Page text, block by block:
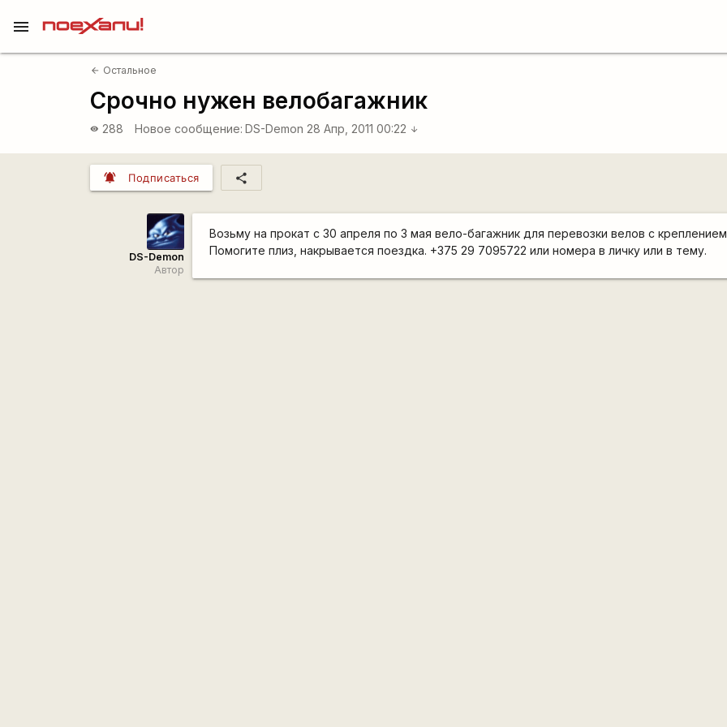
menu
arrow_back Остальное
Срочно нужен велобагажник
visibility 288 Новое сообщение: DS-Demon 28 Апр, 2011 00:22 arrow_downward
notifications_active Подписаться share
DS-Demon
Автор
Возьму на прокат с 30 апреля по 3 мая вело-багажник для перевозки велов с
Помогите плиз, накрывается поездка. +375 29 7095722 или номера в личку или в тему.